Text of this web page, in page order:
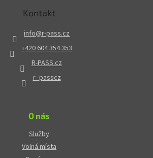
Kontakt
info@r-pass.cz
+420 604 354 353
R-PASS.cz
r_passcz
O nás
Služby
Volná místa